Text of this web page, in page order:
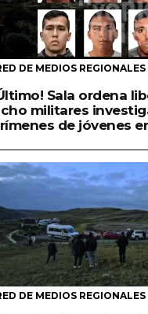
DE MEDIOS REGIONALES
Sala ordena
militares
de jóvenes
DE MEDIOS REGIONALES